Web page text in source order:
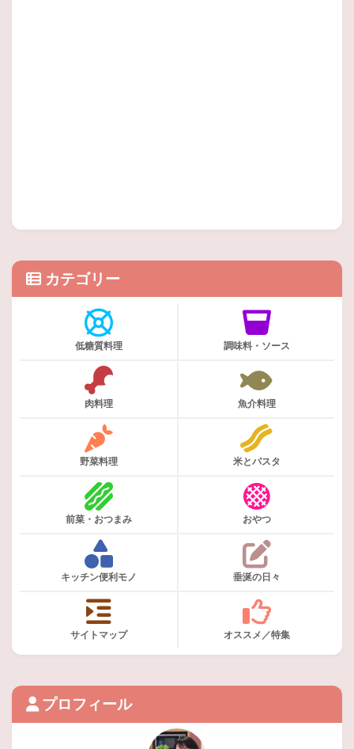
カテゴリー
低糖質料理 調味料・ソース
肉料理 魚介料理
野菜料理 米とパスタ
前菜・おつまみ おやつ
キッチン便利モノ 垂涎の日々
サイトマップ オススメ／特集
プロフィール